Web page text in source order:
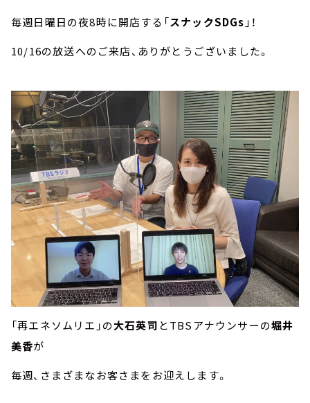
毎週日曜日の夜8時に開店する「スナックSDGs 」！
10/16の放送へのご来店、ありがとうございました。
「再エネソムリエ」の大石英司 とTBS アナウンサーの堀井
美香が
毎週、さまざまなお客さまをお迎えします。